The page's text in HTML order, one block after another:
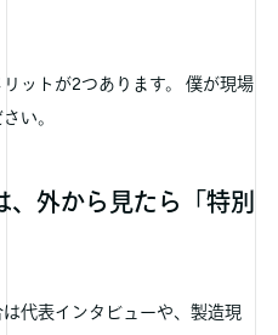
ットが2つあります。 僕が現場
い。
、外から見たら「特別
代表インタビューや、製造現